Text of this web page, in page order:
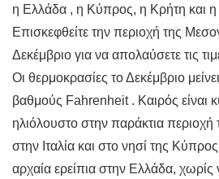
η Ελλάδα , η Κύπρος, η Κρήτη και η
Επισκεφθείτε την περιοχή της
Δεκέμβριο για να απολαύσετε τις
Οι θερμοκρασίες το Δεκέμβριο
βαθμούς Fahrenheit . Καιρός είναι
ηλιόλουστο στην παράκτια περιοχή
στην Ιταλία και στο νησί της
αρχαία ερείπια στην Ελλάδα, χωρίς